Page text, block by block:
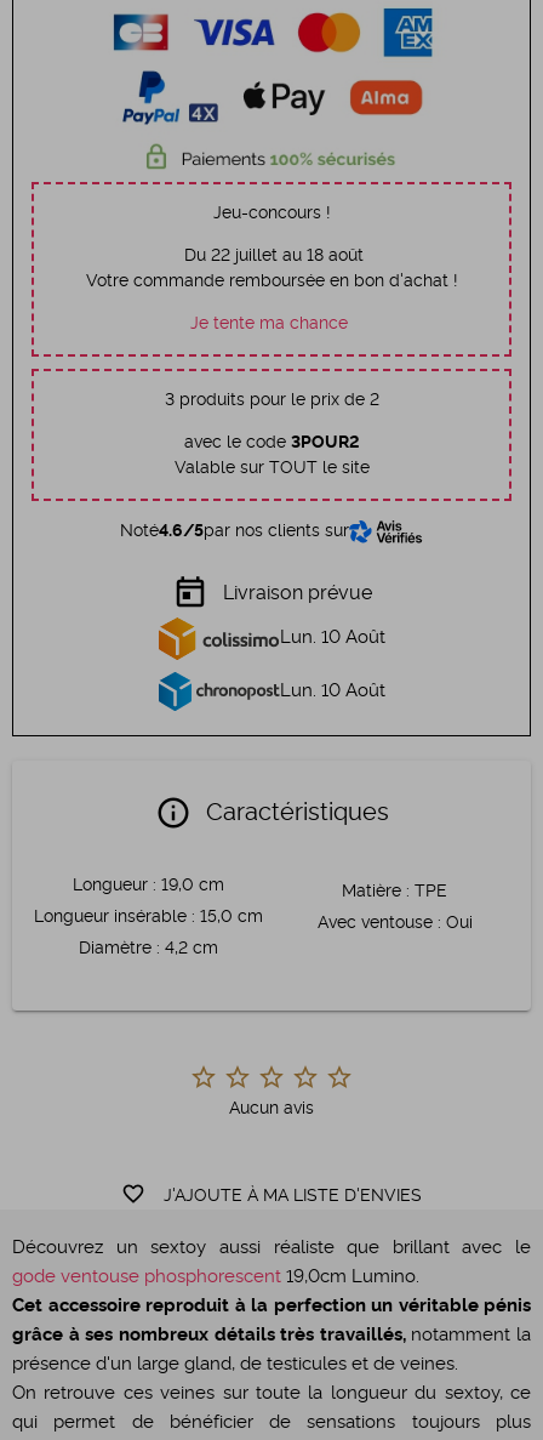
Jeu-concours !
Du 22 juillet au 18 août
Votre commande remboursée en bon d'achat !
Je tente ma chance
3 produits pour le prix de 2
avec le code 3POUR2
Valable sur TOUT le site
Noté4.6/5par nos clients sur
today Livraison prévue
Lun. 10 Août
Lun. 10 Août
Aucun avis
favorite_border J'AJOUTE À MA LISTE D'ENVIES
info Caractéristiques
Longueur : 19,0 cm
Longueur insérable : 15,0 cm
Diamètre : 4,2 cm
Matière : TPE
Avec ventouse: Oui
Découvrez un sextoy aussi réaliste que brillant avec le
gode ventouse phosphorescent 19,0cm Lumino.
Cet accessoire reproduit à la perfection un véritable pénis
grâce à ses nombreux détails très travaillés,notamment la
présence d'un large gland, de testicules et de veines.
On retrouve ces veines sur toute la longueur du sextoy, ce
qui permet de bénéficier de sensations toujours plus